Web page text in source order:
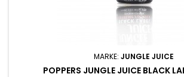
MARKE: JUNGLE JUICE
POPPERS JUNGLE JUICE BLACK